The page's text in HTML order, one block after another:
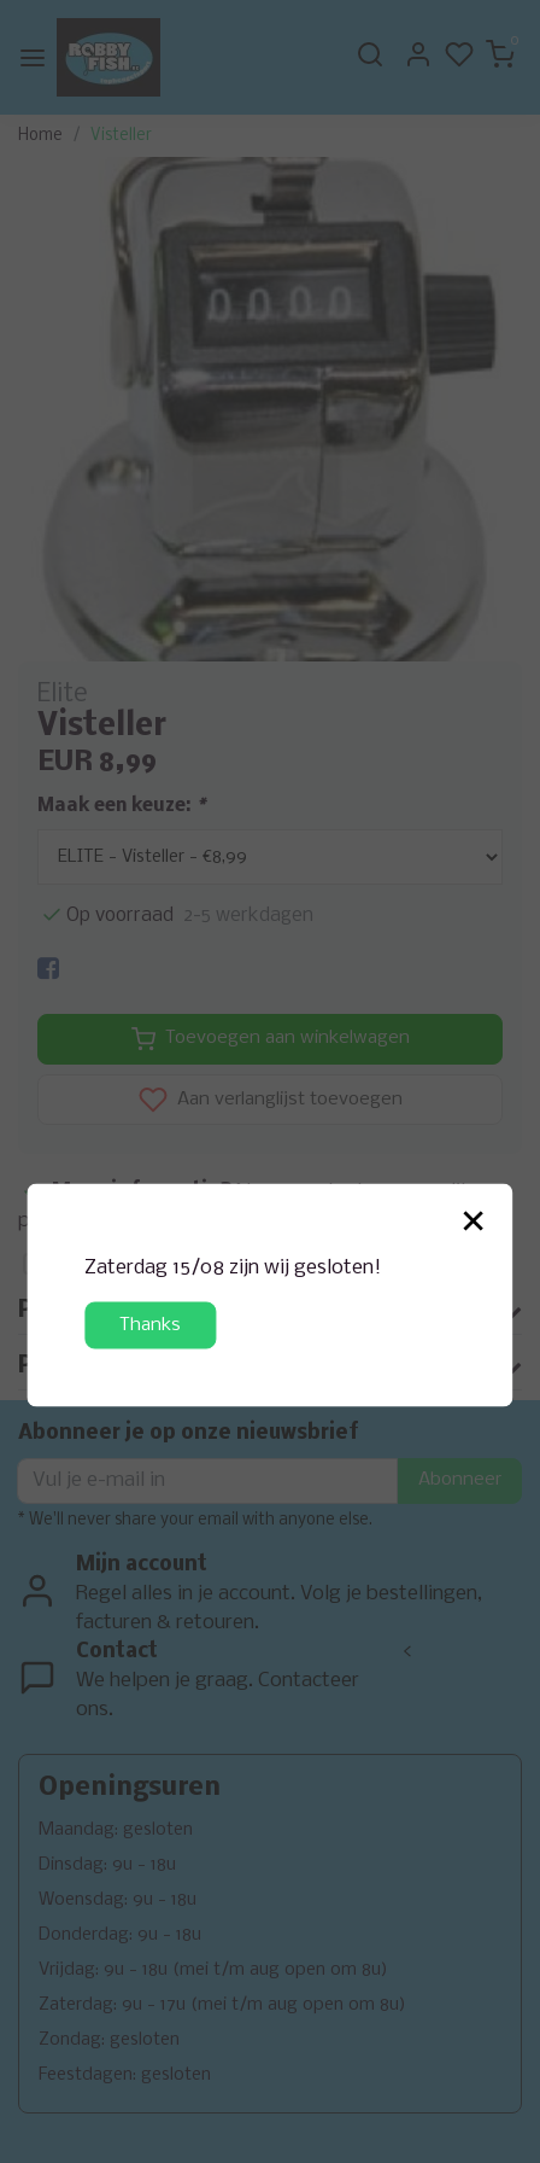
0
Home Visteller
Elite
Visteller
EUR 8,99
Maak een keuze: *
Op voorraad 2-5 werkdagen
Toevoegen aan winkelwagen
Aan verlanglijst toevoegen
Meer informatie?Neem contact op over dit
product
Toevoegen aan vergelijking
Productomschrijving
Product informatie
Abonneer je op onze nieuwsbrief
Abonneer
* We'll never share your email with anyone else.
Mijn account
Regel alles in je account. Volg je bestellingen,
facturen & retouren.
Contact
We helpen je graag. Contacteer
ons.
<
Openingsuren
Maandag: gesloten
Dinsdag: 9u - 18u
Woensdag: 9u - 18u
Donderdag: 9u - 18u
Vrijdag: 9u - 18u (mei t/m aug open om 8u)
Zaterdag: 9u - 17u (mei t/m aug open om 8u)
Zondag: gesloten
Feestdagen: gesloten
×
Zaterdag 15/08 zijn wij gesloten!
Thanks